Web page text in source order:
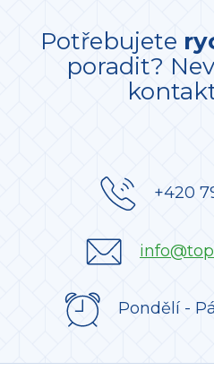
Potřebujete
poradit?
+420
Pondělí -